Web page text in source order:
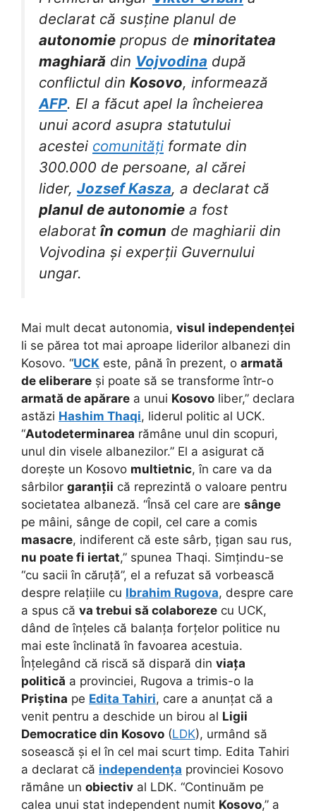
declarat că susține planul de
autonomie propus de minoritatea
maghiară din Vojvodina după
conflictul din Kosovo, informează
AFP. El a făcut apel la încheierea
unui acord asupra statutului
acestei comunități formate din
300.000 de persoane, al cărei
lider, Jozsef Kasza, a declarat că
planul de autonomie a fost
elaborat în comun de maghiarii din
Vojvodina și experții Guvernului
ungar.
Mai mult decat autonomia, visul independenței
li se părea tot mai aproape liderilor albanezi din
Kosovo. “UCK este, până în prezent, o armată
de eliberare și poate să se transforme într-o
armată de apărare a unui Kosovo liber,” declara
astăzi Hashim Thaqi, liderul politic al UCK.
“Autodeterminarea rămâne unul din scopuri,
unul din visele albanezilor.” El a asigurat că
dorește un Kosovo multietnic, în care va da
sârbilor garanții că reprezintă o valoare pentru
societatea albaneză. “Însă cel care are sânge
pe mâini, sânge de copil, cel care a comis
masacre, indiferent că este sârb, țigan sau rus,
nu poate fi iertat,” spunea Thaqi. Simțindu-se
“cu sacii în căruță”, el a refuzat să vorbească
despre relațiile cu Ibrahim Rugova, despre care
a spus că va trebui să colaboreze cu UCK,
dând de înțeles că balanța forțelor politice nu
mai este înclinată în favoarea acestuia.
Înțelegând că riscă să dispară din viața
politică a provinciei, Rugova a trimis-o la
Priștina pe Edita Tahiri, care a anunțat că a
venit pentru a deschide un birou al Ligii
Democratice din Kosovo (LDK), urmând să
sosească și el în cel mai scurt timp. Edita Tahiri
a declarat că independența provinciei Kosovo
rămâne un obiectiv al LDK. “Continuăm pe
calea unui stat independent numit Kosovo,” a